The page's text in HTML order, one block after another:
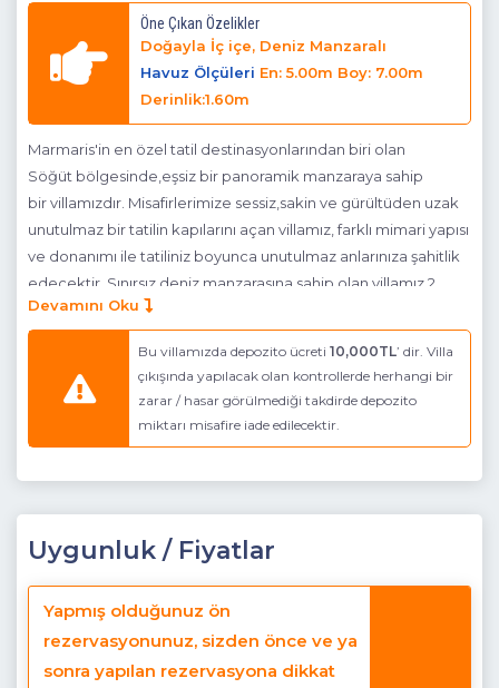
Öne Çıkan Özelikler
Doğayla İç içe, Deniz Manzaralı
Havuz Ölçüleri En: 5.00m Boy: 7.00m
Derinlik:1.60m
Marmaris'in en özel tatil destinasyonlarından biri olan
Söğüt bölgesinde,eşsiz bir panoramik manzaraya sahip
bir villamızdır. Misafirlerimize sessiz,sakin ve gürültüden uzak
unutulmaz bir tatilin kapılarını açan villamız, farklı mimari yapısı
ve donanımı ile tatiliniz boyunca unutulmaz anlarınıza şahitlik
edecektir. Sınırsız deniz manzarasına sahip olan villamız 2
yatak odalı, 4 kişilik konaklama kapasitesine sahiptir.
Havuz Katı Terası :Güneşlenme Alanı, Özel havuz ve Özel
Buzdolabı, Bulaşık Makinesi, Çamaşır makinesi,
Fırın, 4′lü Ocak (ankastre), 6 kişilik yemek takımı, Tava,
Tencere, Çatal bıçak vb.
Detayları :Oturma grubu, Uydu TV, 6 kişilik yemek masası
Devamını Oku
Bu villamızda depozito ücreti 10,000TL’ dir. Villa
çıkışında yapılacak olan kontrollerde herhangi bir
zarar / hasar görülmediği takdirde depozito
miktarı misafire iade edilecektir.
Uygunluk / Fiyatlar
Yapmış olduğunuz ön
rezervasyonunuz, sizden önce ve ya
sonra yapılan rezervasyona dikkat